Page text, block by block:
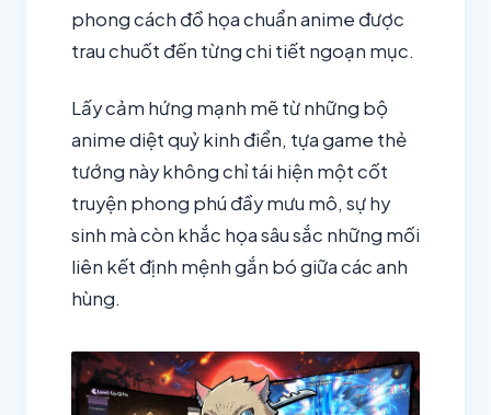
phong cách đồ họa chuẩn anime được
trau chuốt đến từng chi tiết ngoạn mục.
Lấy cảm hứng mạnh mẽ từ những bộ
anime diệt quỷ kinh điển, tựa game thẻ
tướng này không chỉ tái hiện một cốt
truyện phong phú đầy mưu mô, sự hy
sinh mà còn khắc họa sâu sắc những mối
liên kết định mệnh gắn bó giữa các anh
hùng.